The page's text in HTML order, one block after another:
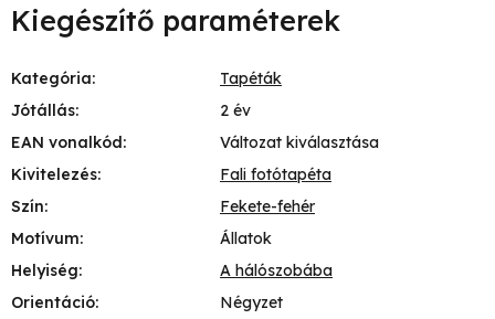
Kiegészítő paraméterek
Kategória:
Tapéták
Jótállás:
2 év
EAN vonalkód:
Változat kiválasztása
Kivitelezés:
Fali fotótapéta
Szín:
Fekete-fehér
Motívum:
Állatok
Helyiség:
A hálószobába
Orientáció:
Négyzet